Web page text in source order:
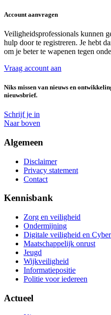
Account aanvragen
Veiligheidsprofessionals kunnen
hulp door te registreren. Je hebt
om je beter te wapenen tegen
Vraag account aan
Niks missen van nieuws en
nieuwsbrief.
Schrijf je in
Naar boven
Algemeen
Disclaimer
Privacy statement
Contact
Kennisbank
Zorg en veiligheid
Ondermijning
Digitale veiligheid en
Maatschappelijk onrust
Jeugd
Wijkveiligheid
Informatiepositie
Politie voor iedereen
Actueel